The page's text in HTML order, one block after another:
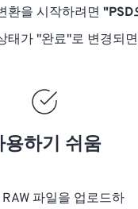
환을 시작하려면 "PSD
태가 "완료"로 변경되면
용하기 쉬움
RAW 파일을 업로드하